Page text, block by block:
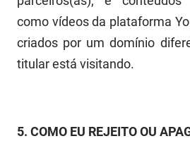
como vídeos da plataforma
criados por um domínio
titular está visitando.
5. COMO EU REJEITO OU